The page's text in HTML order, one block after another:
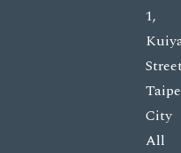
1,
City
All